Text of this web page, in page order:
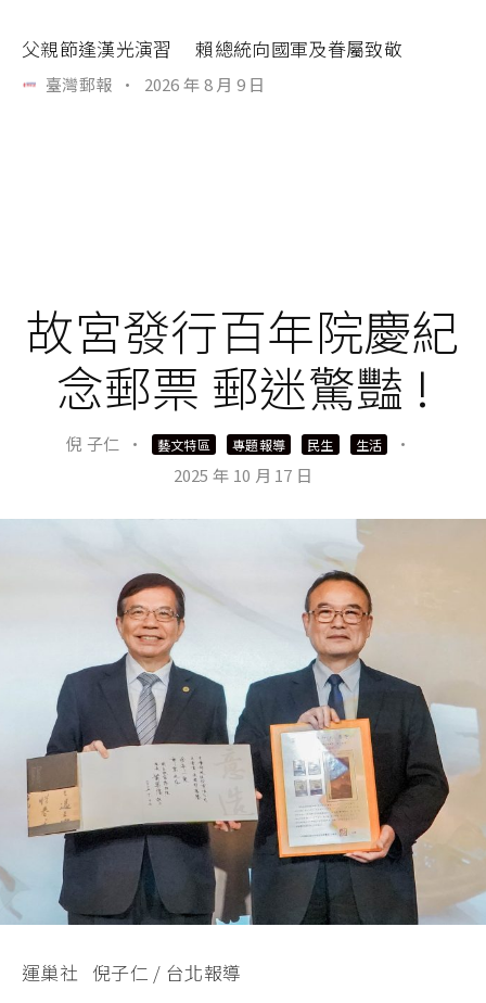
父親節逢漢光演習 賴總統向國軍及眷屬致敬
臺灣郵報 · 2026 年 8 月 9 日
故宮發行百年院慶紀
念郵票 郵迷驚豔 !
倪 子仁 · 藝文特區 專題報導 民生 生活
·
2025 年 10 月 17 日
運巢社 倪子仁 / 台北報導